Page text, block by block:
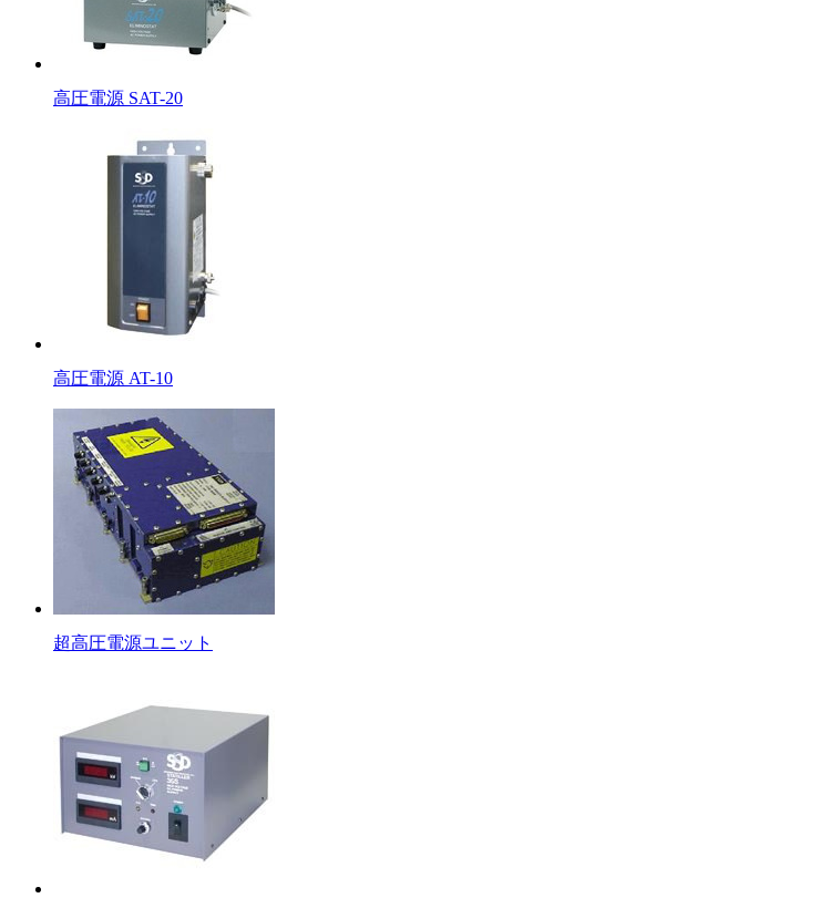
高圧電源 SAT-20
高圧電源 AT-10
超高圧電源ユニット